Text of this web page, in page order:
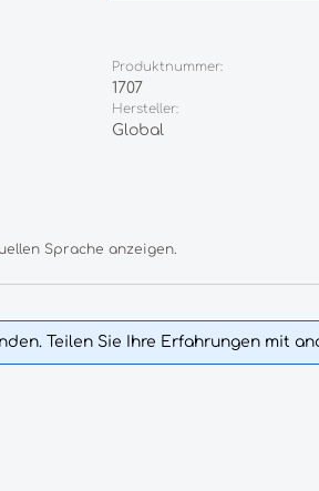
Produktnummer:
1707
Hersteller:
Global
Sprache anzeigen.
Teilen Sie Ihre Erfahrungen mit